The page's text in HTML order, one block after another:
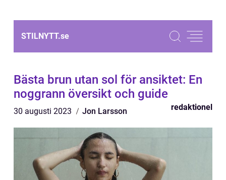
STILNYTT.se
Bästa brun utan sol för ansiktet: En
noggrann översikt och guide
30 augusti 2023 Jon Larsson redaktionel